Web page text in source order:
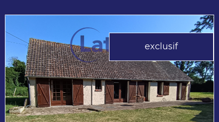
exclusif
voir le
bien